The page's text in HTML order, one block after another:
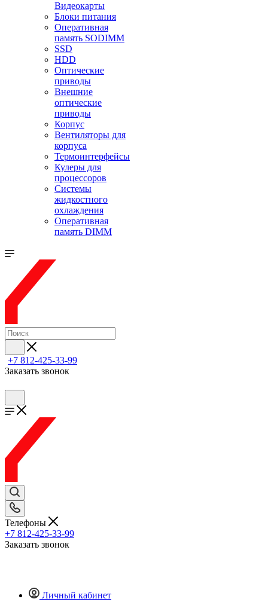
Видеокарты
Блоки питания
Оперативная
память SODIMM
SSD
HDD
Оптические
приводы
Внешние
оптические
приводы
Корпус
Вентиляторы для
корпуса
Термоинтерфейсы
Кулеры для
процессоров
Системы
жидкостного
охлаждения
Оперативная
память DIMM
+7 812-425-33-99
Заказать звонок
Телефоны
+7 812-425-33-99
Заказать звонок
Личный кабинет